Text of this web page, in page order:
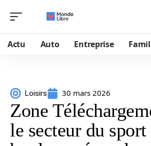
Actu Auto Entreprise
Loisirs 30 mars 2026
Zone
le secteur du sport